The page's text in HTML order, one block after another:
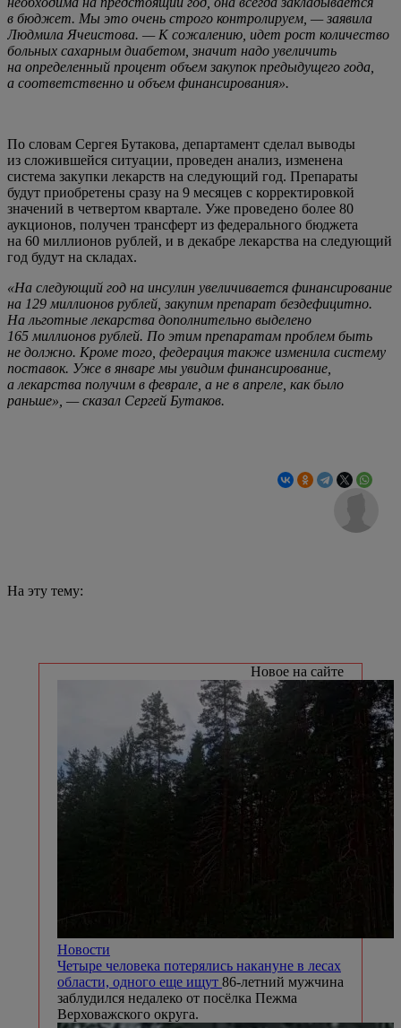
в бюджет. Мы это очень строго контролируем, — заявила
Людмила Ячеистова. — К сожалению, идет рост количество
больных сахарным диабетом, значит надо увеличить
на определенный процент объем закупок предыдущего года,
а соответственно и объем финансирования».
По словам Сергея Бутакова, департамент сделал выводы
из сложившейся ситуации, проведен анализ, изменена
система закупки лекарств на следующий год. Препараты
будут приобретены сразу на 9 месяцев с корректировкой
значений в четвертом квартале. Уже проведено более 80
аукционов, получен трансферт из федерального бюджета
на 60 миллионов рублей, и в декабре лекарства на следующий
год будут на складах.
«На следующий год на инсулин увеличивается финансирование
на 129 миллионов рублей, закупим препарат бездефицитно.
На льготные лекарства дополнительно выделено
165 миллионов рублей. По этим препаратам проблем быть
не должно. Кроме того, федерация также изменила систему
поставок. Уже в январе мы увидим финансирование,
а лекарства получим в феврале, а не в апреле, как было
раньше», — сказал Сергей Бутаков.
На эту тему:
Новое на сайте
Новости
Четыре человека потерялись накануне в лесах
области, одного еще ищут 86-летний мужчина
заблудился недалеко от посёлка Пежма
Верховажского округа.